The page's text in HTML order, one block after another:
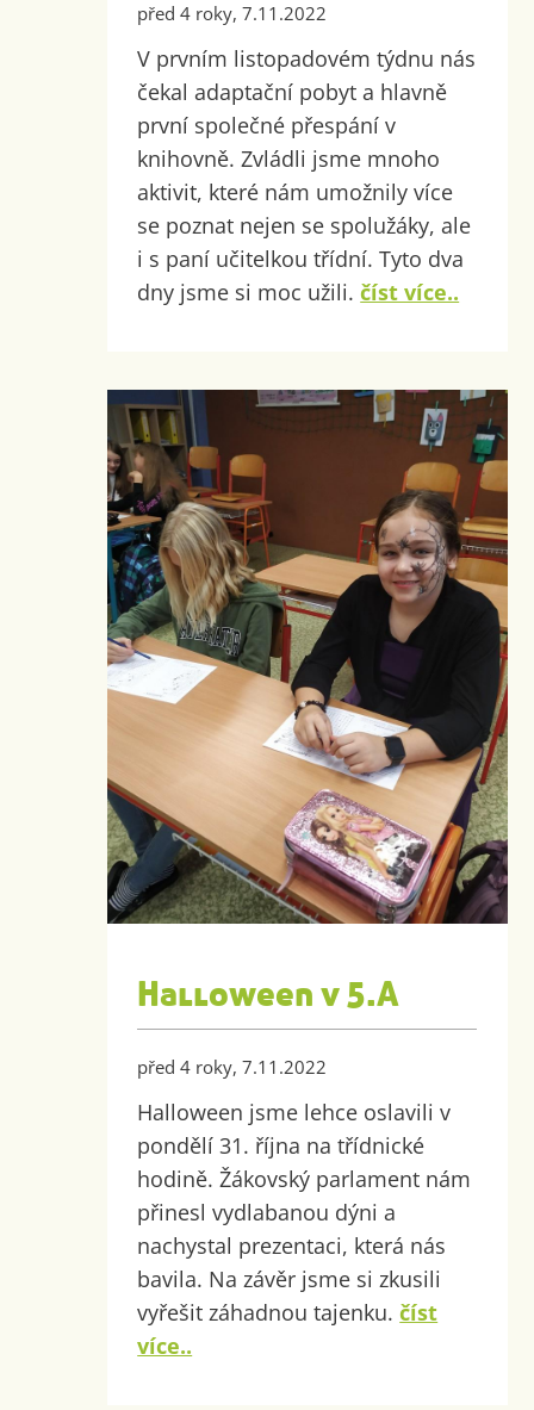
před 4 roky, 7.11.2022
V prvním listopadovém týdnu nás
čekal adaptační pobyt a hlavně
první společné přespání v
knihovně. Zvládli jsme mnoho
aktivit, které nám umožnily více
se poznat nejen se spolužáky, ale
i s paní učitelkou třídní. Tyto dva
dny jsme si moc užili.číst více..
Halloween v 5.A
před 4 roky, 7.11.2022
Halloween jsme lehce oslavili v
pondělí 31. října na třídnické
hodině. Žákovský parlament nám
přinesl vydlabanou dýni a
nachystal prezentaci, která nás
bavila. Na závěr jsme si zkusili
vyřešit záhadnou tajenku.číst
více..